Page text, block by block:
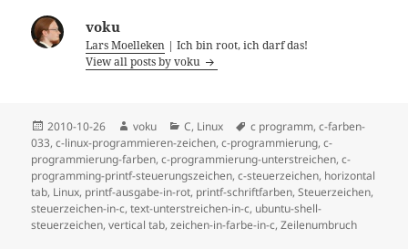
voku
Lars Moelleken | Ich bin root, ich darf das!
View all posts by voku
Posted
on
2010-10-26 Author
voku Categories
C, Linux Tags
c programm,c-farben-
033,c-linux-programmieren-zeichen,c-programmierung,c-
programmierung-farben,c-programmierung-unterstreichen,c-
programming-printf-steuerungszeichen,c-steuerzeichen, horizontal
tab, Linux, printf-ausgabe-in-rot, printf-schriftfarben,Steuerzeichen,
steuerzeichen-in-c,text-unterstreichen-in-c, ubuntu-shell-
steuerzeichen,vertical tab,zeichen-in-farbe-in-c,Zeilenumbruch